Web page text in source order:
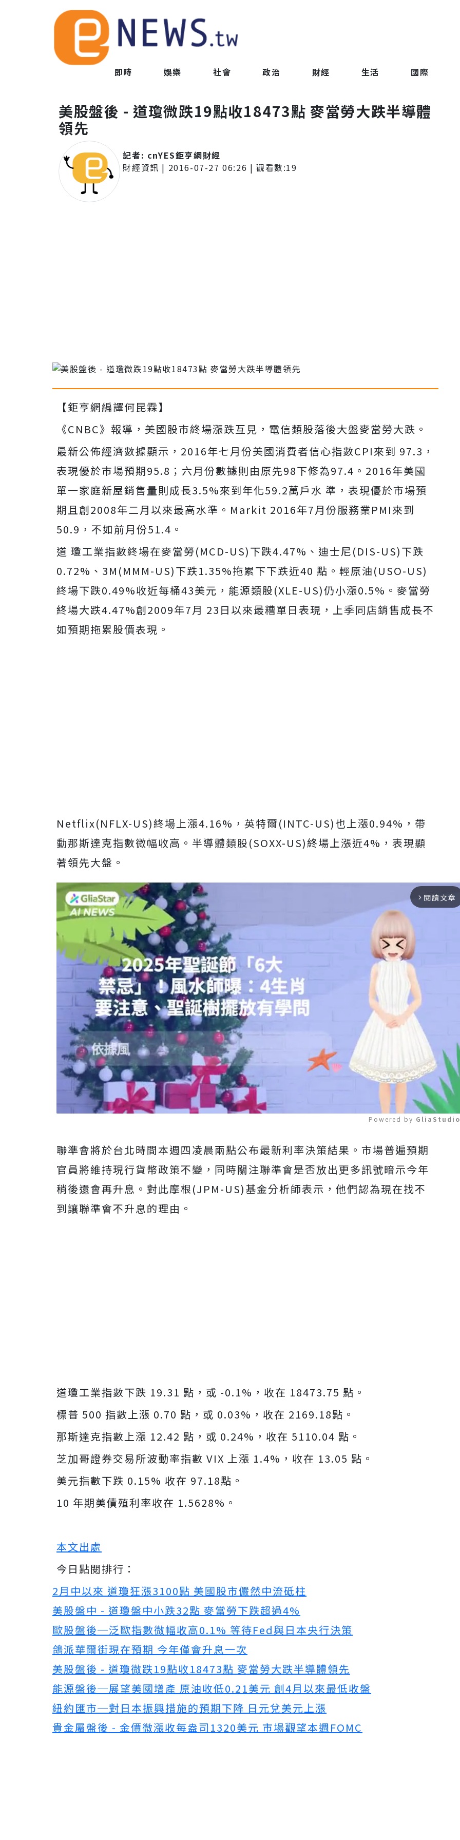
即時 娛樂 社會 政治 財經 生活 國際
美股盤後 - 道瓊微跌19點收18473點 麥當勞大跌半導體
領先
記者: cnYES鉅亨網財經
財經資訊 | 2016-07-27 06:26 | 觀看數:19
【鉅亨網編譯何昆霖】
《CNBC》報導，美國股市終場漲跌互見，電信類股落後大盤麥當勞大跌。
最新公佈經濟數據顯示，2016年七月份美國消費者信心指數CPI來到 97.3，
表現優於市場預期95.8；六月份數據則由原先98下修為97.4。2016年美國
單一家庭新屋銷售量則成長3.5%來到年化59.2萬戶水 準，表現優於市場預
期且創2008年二月以來最高水準。Markit 2016年7月份服務業PMI來到
50.9，不如前月份51.4。
道 瓊工業指數終場在麥當勞(MCD-US)下跌4.47%、迪士尼(DIS-US)下跌
0.72%、3M(MMM-US)下跌1.35%拖累下下跌近40 點。輕原油(USO-US)
終場下跌0.49%收近每桶43美元，能源類股(XLE-US)仍小漲0.5%。麥當勞
終場大跌4.47%創2009年7月 23日以來最糟單日表現，上季同店銷售成長不
如預期拖累股價表現。
Netflix(NFLX-US)終場上漲4.16%，英特爾(INTC-US)也上漲0.94%，帶
動那斯達克指數微幅收高。半導體類股(SOXX-US)終場上漲近4%，表現顯
著領先大盤。
arrow_forward_ios 閱讀文章
Mute
Powered by
聯準會將於台北時間本週四凌晨兩點公布最新利率決策結果。市場普遍預期
官員將維持現行貨幣政策不變，同時關注聯準會是否放出更多訊號暗示今年
稍後還會再升息。對此摩根(JPM-US)基金分析師表示，他們認為現在找不
到讓聯準會不升息的理由。
道瓊工業指數下跌 19.31 點，或 -0.1%，收在 18473.75 點。
標普 500 指數上漲 0.70 點，或 0.03%，收在 2169.18點。
那斯達克指數上漲 12.42 點，或 0.24%，收在 5110.04 點。
芝加哥證券交易所波動率指數 VIX 上漲 1.4%，收在 13.05 點。
美元指數下跌 0.15% 收在 97.18點。
10 年期美債殖利率收在 1.5628%。
本文出處
今日點閱排行：
2月中以來 道瓊狂漲3100點 美國股市儼然中流砥柱
美股盤中 - 道瓊盤中小跌32點 麥當勞下跌超過4%
歐股盤後─泛歐指數微幅收高0.1% 等待Fed與日本央行決策
鴿派華爾街現在預期 今年僅會升息一次
美股盤後 - 道瓊微跌19點收18473點 麥當勞大跌半導體領先
能源盤後─展望美國增產 原油收低0.21美元 創4月以來最低收盤
紐約匯市─對日本振興措施的預期下降 日元兌美元上漲
貴金屬盤後 - 金價微漲收每盎司1320美元 市場觀望本週FOMC